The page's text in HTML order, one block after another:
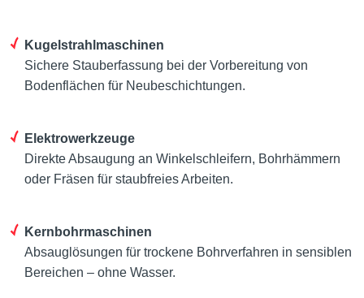
Kugelstrahlmaschinen
Sichere Stauberfassung bei der Vorbereitung von
Bodenflächen für Neubeschichtungen.
Elektrowerkzeuge
Direkte Absaugung an Winkelschleifern, Bohrhämmern
oder Fräsen für staubfreies Arbeiten.
Kernbohrmaschinen
Absauglösungen für trockene Bohrverfahren in sensiblen
Bereichen – ohne Wasser.